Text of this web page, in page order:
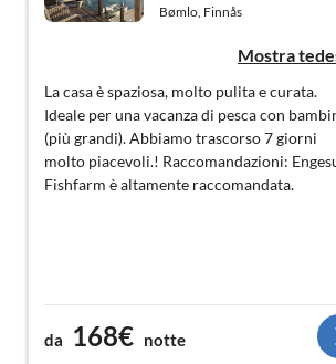
Bømlo, Finnås
Mostra
La casa è spaziosa, molto pulita e curata.
Ideale per una vacanza di pesca con
(più grandi). Abbiamo trascorso 7 giorni
molto piacevoli.! Raccomandazioni:
Fishfarm è altamente raccomandata.
da 168€ notte